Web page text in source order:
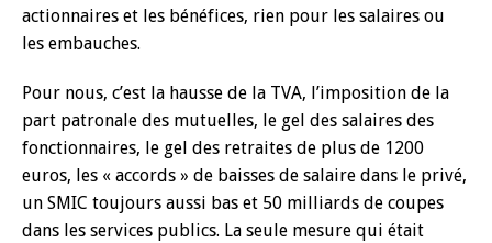
actionnaires et les bénéfices, rien pour les salaires ou
les embauches.
Pour nous, c’est la hausse de la TVA, l’imposition de la
part patronale des mutuelles, le gel des salaires des
fonctionnaires, le gel des retraites de plus de 1200
euros, les « accords » de baisses de salaire dans le privé,
un SMIC toujours aussi bas et 50 milliards de coupes
dans les services publics. La seule mesure qui était